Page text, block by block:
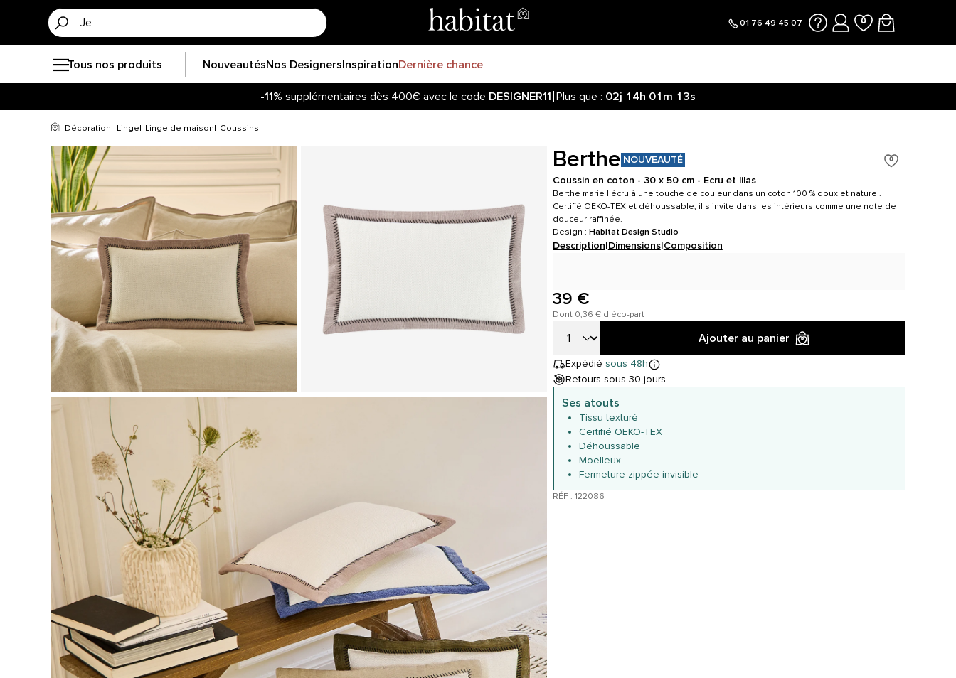
01 76 49 45 07
Tous nos produits NouveautésNos DesignersInspirationDernière chance
-11% supplémentaires dès 400€ avec le code DESIGNER11 Plus que : 02j 14h 01m 12s
Décoration Linge Linge de maison Coussins
Berthe NOUVEAUTÉ
Coussin en coton - 30 x 50 cm - Ecru et lilas
Berthe marie l'écru à une touche de couleur dans un coton 100 % doux et naturel.
Certifié OEKO-TEX et déhoussable, il s'invite dans les intérieurs comme une note de
douceur raffinée.
Design : Habitat Design Studio
Description|Dimensions|Composition
39 €
Dont 0,36 € d'éco-part
Ajouter au panier
Expédié sous 48h
Retours sous 30 jours
Ses atouts
Tissu texturé
Certifié OEKO-TEX
Déhoussable
Moelleux
Fermeture zippée invisible
RÉF : 122086